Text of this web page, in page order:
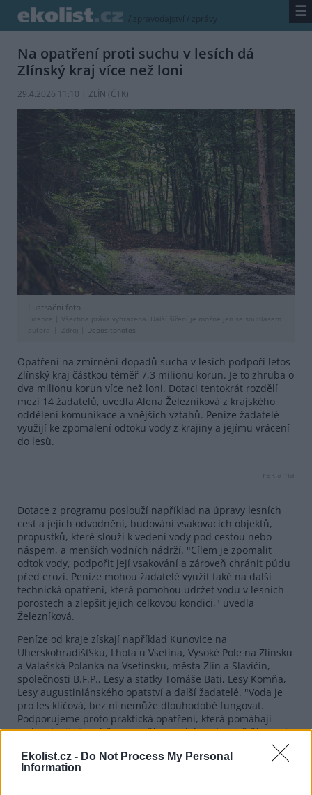
Ekolist.cz - Do Not Process My Personal
Information
/ zpravodajství / zprávy ☰
Na opatření proti suchu v lesích dá
Zlínský kraj více než loni
29.4.2026 11:10 | ZLÍN (ČTK)
Ilustrační foto
Licence |
Všechna práva vyhrazena. Další šíření je možné jen se souhlasem
autora
Zdroj | Depositphotos
Opatření na zmírnění dopadů sucha v lesích podpoří letos
Zlínský kraj částkou téměř 7,3 milionu korun. Je to zhruba o
dva milionu korun více než loni. Dotaci tentokrát rozdělí
mezi 14 žadatelů, uvedla Alena Železníková z krajského
oddělení komunikace a vnějších vztahů. Peníze žadatelé
využijí ke zpomalení odtoku vody z krajiny a jejímu vrácení
do lesů.
reklama
Dotace z programu poslouží například na úpravy lesních
cest a jejich odvodnění, budování vsakovacích objektů,
propustků, které slouží k vedení vody pod cestou nebo
náspem, a menších vodních nádrží. "Cílem je zpomalit
odtok vody, podpořit její vsakování a zároveň chránit půdu
před erozí. Peníze mohou žadatelé využít také na další
technická opatření, která pomohou udržet vodu v lesních
porostech a zlepšit jejich celkovou kondici," uvedla
Železníková.
Peníze od kraje získají například Kunovice na
Uherskohradišťsku, Lhota u Vsetína, Vysoké Pole na Zlínsku
a Valašská Polanka na Vsetínsku, města Zlín a Slavičín,
společnosti B.F.P., Lesy a statky Tomáše Bati, Lesy Komňa,
Lesy augustiniánského opatství a další žadatelé. "Voda je
pro les klíčová, bez ní nemůže dlouhodobě fungovat.
Podporujeme proto praktická opatření, která pomáhají
vodu v krajině zadržet a využít tam, kde má největší smysl.
Každý takový projekt je krokem k odolnějším a zdravějším
lesům," uvedla krajská radní pro životní prostředí a
zemědělství Renata Prchlíková (ANO).